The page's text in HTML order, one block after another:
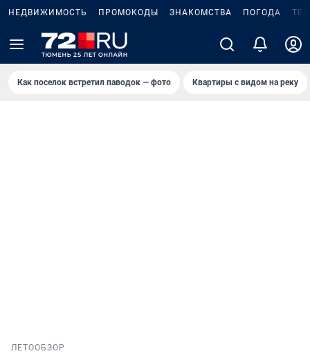
НЕДВИЖИМОСТЬ ПРОМОКОДЫ ЗНАКОМСТВА ПОГОДА
Как поселок встретил паводок — фото Квартиры с видом на реку
ЛЕТООБЗОР